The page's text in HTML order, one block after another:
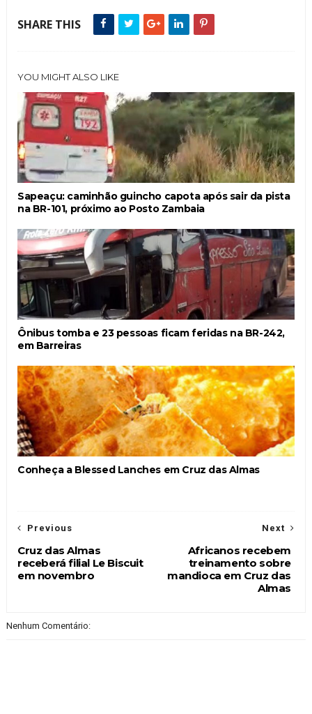
SHARE THIS
YOU MIGHT ALSO LIKE
Sapeaçu: caminhão guincho capota após sair da pista
na BR-101, próximo ao Posto Zambaia
Ônibus tomba e 23 pessoas ficam feridas na BR-242,
em Barreiras
Conheça a Blessed Lanches em Cruz das Almas
Next
Africanos recebem
treinamento sobre
mandioca em Cruz das
Almas
Previous
Cruz das Almas
receberá filial Le Biscuit
em novembro
Nenhum Comentário: